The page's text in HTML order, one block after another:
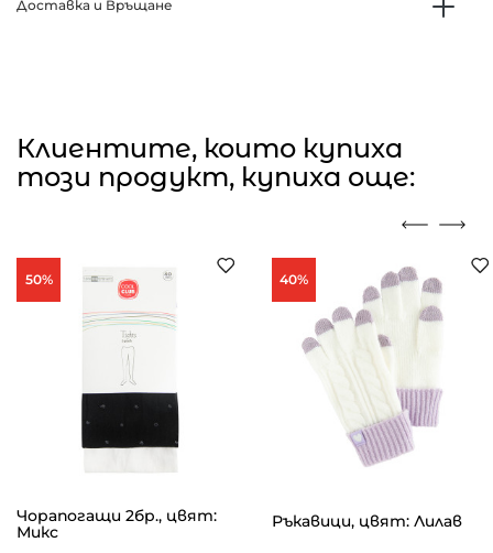
Доставка и Връщане
Клиентите, които купиха
този продукт, купиха още:
50%
Чорапогащи 2бр., цвят:
Микс
40%
Ръкавици, цвят: Лилав